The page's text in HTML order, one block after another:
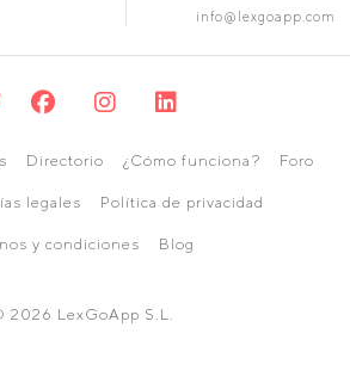
info@lexgoapp.com
Directorio ¿Cómo funciona? Foro
legales Política de privacidad
y condiciones Blog
2026 LexGoApp S.L.